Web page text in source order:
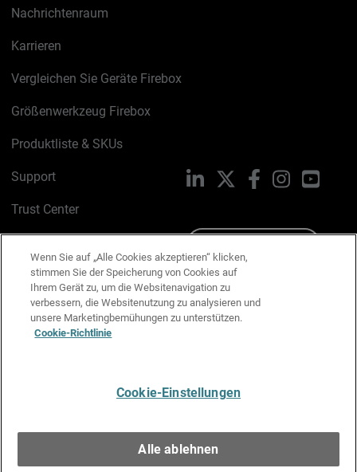
Nachrichtenraum
Karrieren
Vergleichen Sie Geräte Firebox
Größenwerkzeug Firebox
Produktliste & SKUs
Support
Trust Center
Cookie-Richtlinie
Datenschutzrichtlinie
Media & Brand Kit
LinkedIn FacebookInstagram
Wenn Sie auf „Alle Cookies akzeptieren“ klicken,
stimmen Sie der Speicherung von Cookies auf
Ihrem Gerät zu, um die Websitenavigation zu
verbessern, die Websitenutzung zu analysieren und
unsere Marketingbemühungen zu unterstützen.
Cookie-Richtlinie
Cookie-Einstellungen
Alle ablehnen